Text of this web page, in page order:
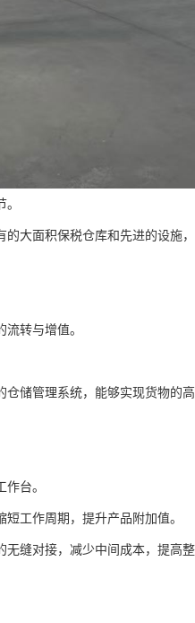
大面积保税仓库和先进的设施
转与增值。
储管理系统，能够实现货物的
台。
工作周期，提升产品附加值。
缝对接，减少中间成本，提高整